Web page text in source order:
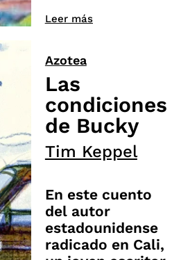
Leer más
Azotea
Las
condiciones
de Bucky
Tim Keppel
En este cuento
del autor
estadounidense
radicado en Cali,